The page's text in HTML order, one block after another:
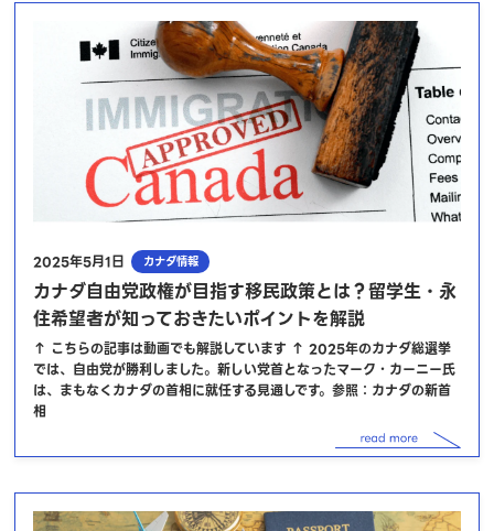
2025年5月1日 カナダ情報
カナダ自由党政権が目指す移民政策とは？留学生・永
住希望者が知っておきたいポイントを解説
↑ こちらの記事は動画でも解説しています ↑ 2025年のカナダ総選挙
では、自由党が勝利しました。新しい党首となったマーク・カーニー氏
は、まもなくカナダの首相に就任する見通しです。参照：カナダの新首
相